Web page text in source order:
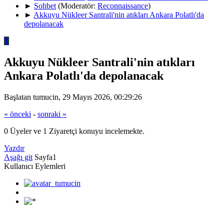
► Sohbet (Moderatör: Reconnaissance)
► Akkuyu Nükleer Santrali'nin atıkları Ankara Polatlı'da
depolanacak
T
Akkuyu Nükleer Santrali'nin atıkları
Ankara Polatlı'da depolanacak
Başlatan tumucin, 29 Mayıs 2026, 00:29:26
« önceki - sonraki »
0 Üyeler ve 1 Ziyaretçi konuyu incelemekte.
Yazdır
Aşağı git Sayfa1
Kullanıcı Eylemleri